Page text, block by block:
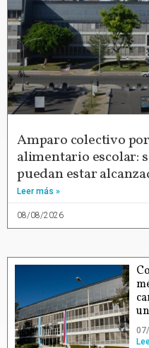
Amparo colectivo
alimentario escolar:
puedan estar
Leer más »
08/08/2026